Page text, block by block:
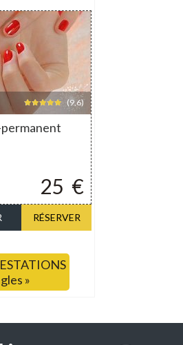
(9,6)
permanent
25 €
RÉSERVER
»